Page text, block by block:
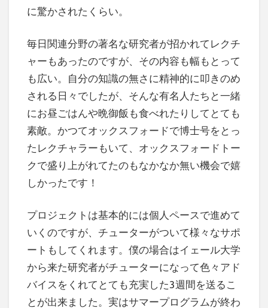
に驚かされたくらい。
毎日関連分野の著名な研究者が招かれてレクチ
ャーもあったのですが、その内容も幅もとって
も広い。自分の知識の無さに精神的に叩きのめ
される日々でしたが、そんな有名人たちと一緒
にお昼ごはんや晩御飯も食べれたりしてとても
素敵。かつてオックスフォードで博士号をとっ
たレクチャラーもいて、オックスフォードトー
クで盛り上がれてたのもなかなか無い機会で嬉
しかったです！
プロジェクトは基本的には個人ペースで進めて
いくのですが、チューターがついて様々なサポ
ートもしてくれます。僕の場合はイェール大学
から来た研究者がチューターになって色々アド
バイスをくれてとても充実した3週間を送るこ
とが出来ました。実はサマープログラムが終わ